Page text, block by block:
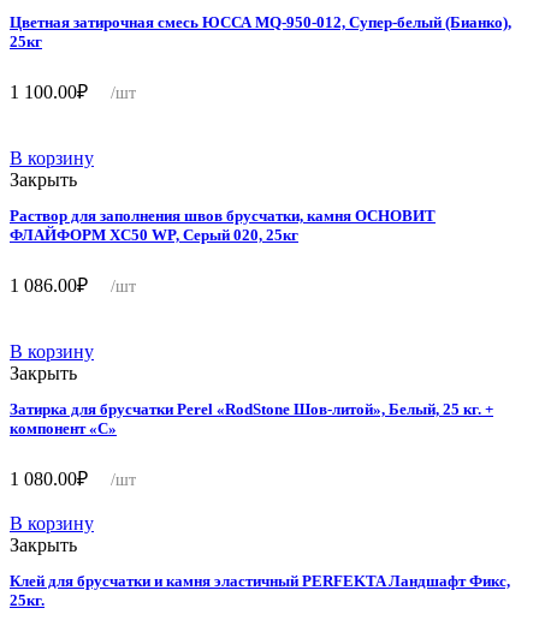
Цветная затирочная смесь ЮССА MQ-950-012, Супер-белый (Бианко),
25кг
1 100.00₽ /шт
В корзину
Закрыть
Раствор для заполнения швов брусчатки, камня ОСНОВИТ
ФЛАЙФОРМ ХС50 WP, Серый 020, 25кг
1 086.00₽ /шт
В корзину
Закрыть
Затирка для брусчатки Perel «RodStone Шов-литой», Белый, 25 кг. +
компонент «C»
1 080.00₽ /шт
В корзину
Закрыть
Клей для брусчатки и камня эластичный PERFEKTA Ландшафт Фикс,
25кг.